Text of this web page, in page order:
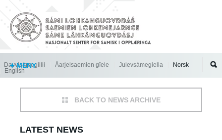
MENY
Davvisámegillii Åarjelsaemien gïele Julevsámegiella
Norsk
English
BACK TO NEWS ARCHIVE
LATEST NEWS